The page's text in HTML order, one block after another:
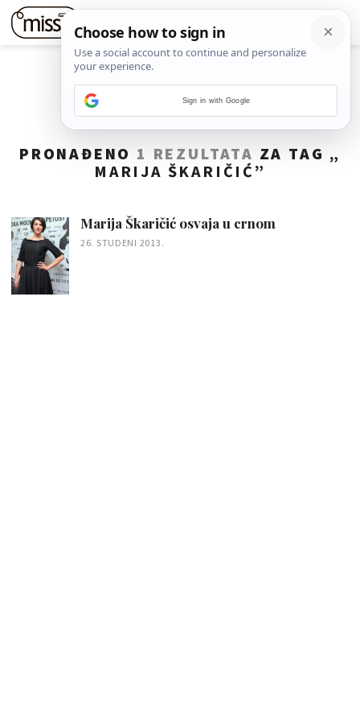
PRONAĐENO 1 REZULTATA ZA TAG „
MARIJA ŠKARIČIĆ ”
Marija Škaričić osvaja u crnom
26. STUDENI 2013.
Sign in with Google